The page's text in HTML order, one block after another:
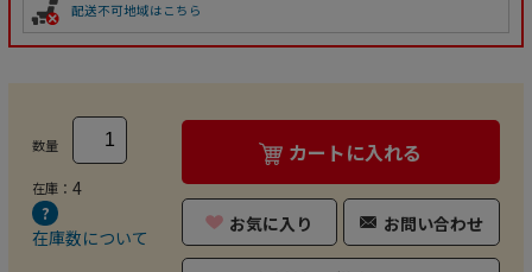
配送不可地域はこちら
数量
在庫： 4
在庫数について
カートに入れる
お気に入り お問い合わせ